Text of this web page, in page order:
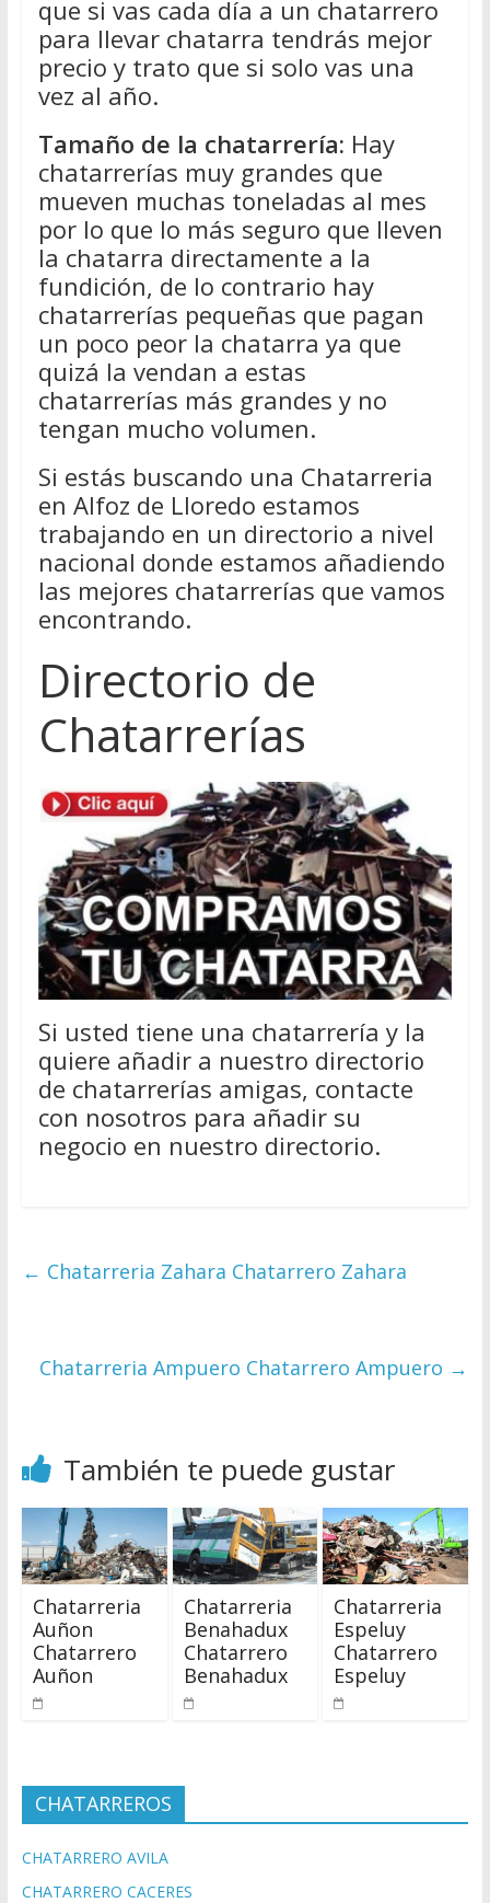
que si vas cada día a un chatarrero
para llevar chatarra tendrás mejor
precio y trato que si solo vas una
vez al año.
Tamaño de la chatarrería: Hay
chatarrerías muy grandes que
mueven muchas toneladas al mes
por lo que lo más seguro que lleven
la chatarra directamente a la
fundición, de lo contrario hay
chatarrerías pequeñas que pagan
un poco peor la chatarra ya que
quizá la vendan a estas
chatarrerías más grandes y no
tengan mucho volumen.
Si estás buscando una Chatarreria
en Alfoz de Lloredo estamos
trabajando en un directorio a nivel
nacional donde estamos añadiendo
las mejores chatarrerías que vamos
encontrando.
Directorio de
Chatarrerías
Si usted tiene una chatarrería y la
quiere añadir a nuestro directorio
de chatarrerías amigas, contacte
con nosotros para añadir su
negocio en nuestro directorio.
← Chatarreria Zahara Chatarrero Zahara
Chatarreria Ampuero Chatarrero Ampuero →
También te puede gustar
Chatarreria
Auñon
Chatarrero
Auñon
Chatarreria
Benahadux
Chatarrero
Benahadux
Chatarreria
Espeluy
Chatarrero
Espeluy
CHATARREROS
CHATARRERO AVILA
CHATARRERO CACERES